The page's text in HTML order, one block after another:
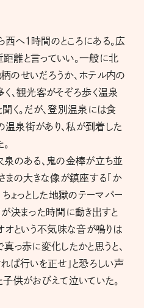
へ１時間のところにある。広
離と言っていい。一般に北
のせいだろうか、ホテル内の
、観光客がそぞろ歩く温泉
く。だが、登別温泉には食
泉街があり、私が到着した
泉のある、鬼の金棒が立ち並
まの大きな像が鎮座する「か
ちょっとした地獄のテーマパー
決まった時間に動き出すと
オという不気味な音が鳴りは
っ赤に変化したかと思うと、
ば行いを正せ」と恐ろしい声
供がおびえて泣いていた。